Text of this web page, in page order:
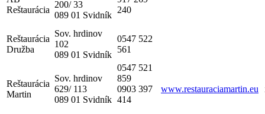
Reštaurácia
200/ 33
089 01 Svidník
240
Reštaurácia
Družba
Sov. hrdinov
102
089 01 Svidník
0547 522
561
Reštaurácia
Martin
Sov. hrdinov
629/ 113
089 01 Svidník
0547 521
859
0903 397
414
www.restauraciamartin.eu